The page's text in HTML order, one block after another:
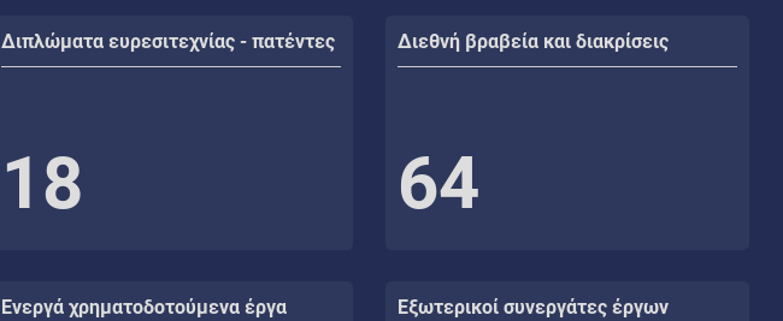
Διπλώματα ευρεσιτεχνίας - πατέντες
18
Διεθνή βραβεία και διακρίσεις
64
Ενεργά χρηματοδοτούμενα έργα
Εξωτερικοί συνεργάτες έργων